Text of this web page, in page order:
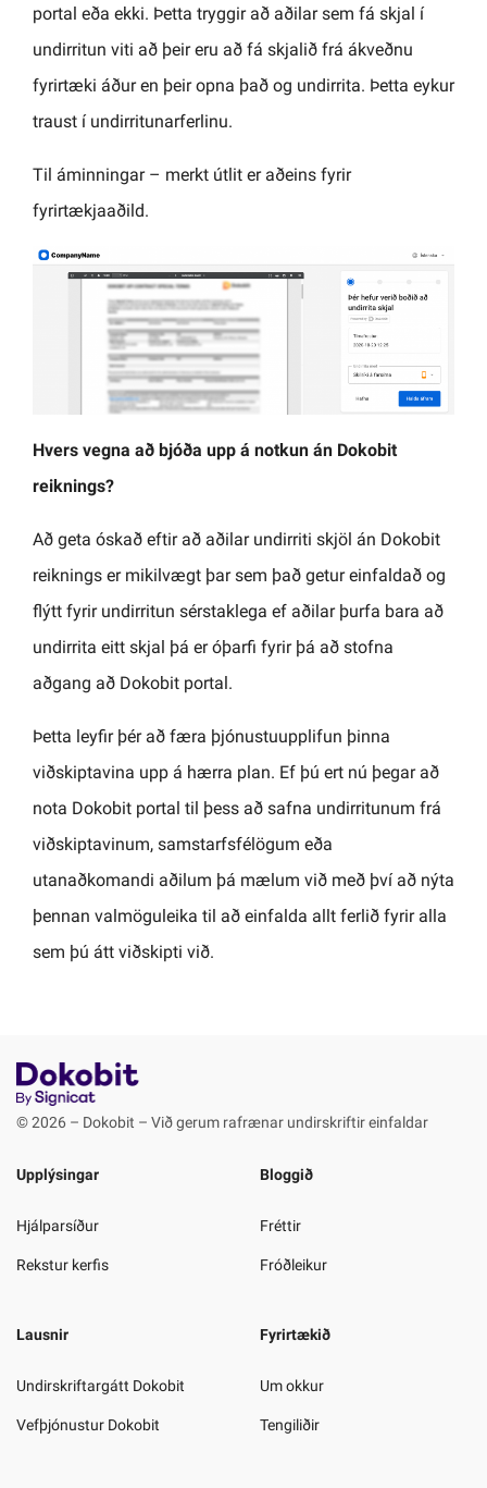
portal eða ekki. Þetta tryggir að aðilar sem fá skjal í
undirritun viti að þeir eru að fá skjalið frá ákveðnu
fyrirtæki áður en þeir opna það og undirrita. Þetta eykur
traust í undirritunarferlinu.
Til áminningar – merkt útlit er aðeins fyrir
fyrirtækjaaðild.
Hvers vegna að bjóða upp á notkun án Dokobit
reiknings?
Að geta óskað eftir að aðilar undirriti skjöl án Dokobit
reiknings er mikilvægt þar sem það getur einfaldað og
flýtt fyrir undirritun sérstaklega ef aðilar þurfa bara að
undirrita eitt skjal þá er óþarfi fyrir þá að stofna
aðgang að Dokobit portal.
Þetta leyfir þér að færa þjónustuupplifun þinna
viðskiptavina upp á hærra plan. Ef þú ert nú þegar að
nota Dokobit portal til þess að safna undirritunum frá
viðskiptavinum, samstarfsfélögum eða
utanaðkomandi aðilum þá mælum við með því að nýta
þennan valmöguleika til að einfalda allt ferlið fyrir alla
sem þú átt viðskipti við.
© 2026 – Dokobit – Við gerum rafrænar undirskriftir einfaldar
Upplýsingar
Hjálparsíður
Rekstur kerfis
Bloggið
Fréttir
Fróðleikur
Lausnir
Undirskriftargátt Dokobit
Vefþjónustur Dokobit
Fyrirtækið
Um okkur
Tengiliðir